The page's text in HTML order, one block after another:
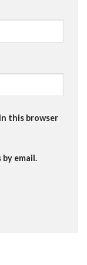
this browser
email.